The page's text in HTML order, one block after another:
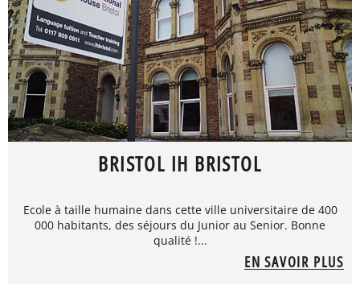
BRISTOL IH BRISTOL
Ecole à taille humaine dans cette ville universitaire de 400
000 habitants, des séjours du Junior au Senior. Bonne
qualité !...
EN SAVOIR PLUS